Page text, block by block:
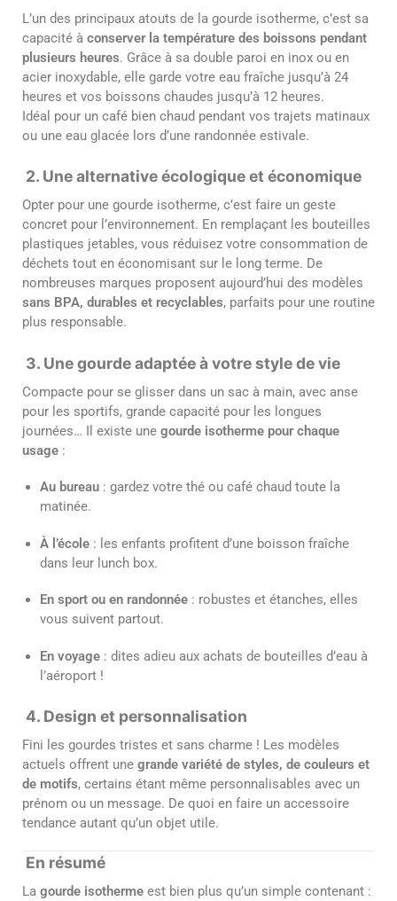
L’un des principaux atouts de la gourde isotherme, c’est sa
capacité à conserver la température des boissons pendant
plusieurs heures. Grâce à sa double paroi en inox ou en
acier inoxydable, elle garde votre eau fraîche jusqu’à 24
heures et vos boissons chaudes jusqu’à 12 heures.
Idéal pour un café bien chaud pendant vos trajets matinaux
ou une eau glacée lors d’une randonnée estivale.
2. Une alternative écologique et économique
Opter pour une gourde isotherme, c’est faire un geste
concret pour l’environnement. En remplaçant les bouteilles
plastiques jetables, vous réduisez votre consommation de
déchets tout en économisant sur le long terme. De
nombreuses marques proposent aujourd’hui des modèles
sans BPA, durables et recyclables, parfaits pour une routine
plus responsable.
3. Une gourde adaptée à votre style de vie
Compacte pour se glisser dans un sac à main, avec anse
pour les sportifs, grande capacité pour les longues
journées… Il existe une gourde isotherme pour chaque
usage :
Au bureau : gardez votre thé ou café chaud toute la
matinée.
À l’école : les enfants profitent d’une boisson fraîche
dans leur lunch box.
En sport ou en randonnée : robustes et étanches, elles
vous suivent partout.
En voyage : dites adieu aux achats de bouteilles d’eau à
l’aéroport !
4. Design et personnalisation
Fini les gourdes tristes et sans charme ! Les modèles
actuels offrent une grande variété de styles, de couleurs et
de motifs, certains étant même personnalisables avec un
prénom ou un message. De quoi en faire un accessoire
tendance autant qu’un objet utile.
En résumé
La gourde isotherme est bien plus qu’un simple contenant :